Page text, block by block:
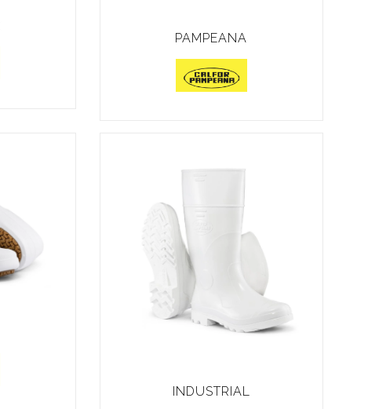
PAMPEANA
INDUSTRIAL